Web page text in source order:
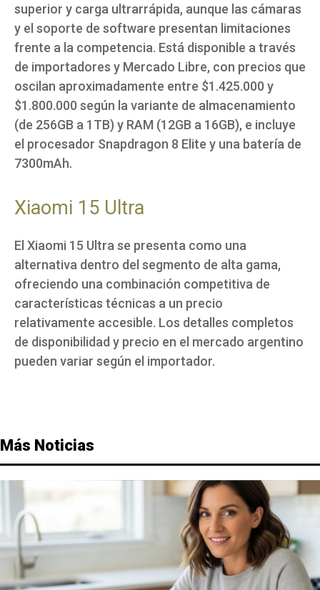
superior y carga ultrarrápida, aunque las cámaras
y el soporte de software presentan limitaciones
frente a la competencia. Está disponible a través
de importadores y Mercado Libre, con precios que
oscilan aproximadamente entre $1.425.000 y
$1.800.000 según la variante de almacenamiento
(de 256GB a 1TB) y RAM (12GB a 16GB), e incluye
el procesador Snapdragon 8 Elite y una batería de
7300mAh.
Xiaomi 15 Ultra
El Xiaomi 15 Ultra se presenta como una
alternativa dentro del segmento de alta gama,
ofreciendo una combinación competitiva de
características técnicas a un precio
relativamente accesible. Los detalles completos
de disponibilidad y precio en el mercado argentino
pueden variar según el importador.
Más Noticias